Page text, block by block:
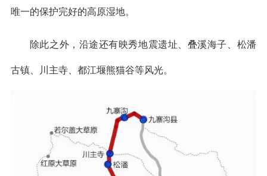
唯一的保护完好的高原湿地。
除此之外，沿途还有映秀地震遗址、叠溪海子、松潘
古镇、川主寺、都江堰熊猫谷等风光。